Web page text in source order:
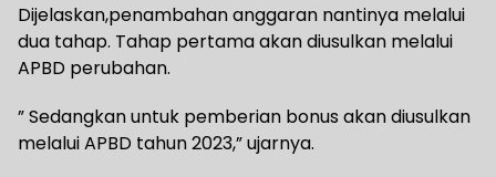
Dijelaskan,penambahan anggaran nantinya melalui
dua tahap. Tahap pertama akan diusulkan melalui
APBD perubahan.
” Sedangkan untuk pemberian bonus akan diusulkan
melalui APBD tahun 2023,” ujarnya.